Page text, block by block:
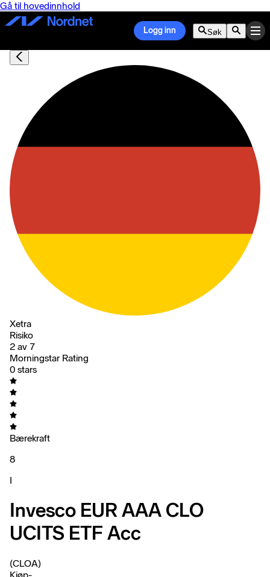
Gå til hovedinnhold
Logg inn Søk
Xetra
Risiko
2 av 7
Morningstar Rating
0 stars
Bærekraft
8
I
Invesco EUR AAA CLO
UCITS ETF Acc
(CLOA)